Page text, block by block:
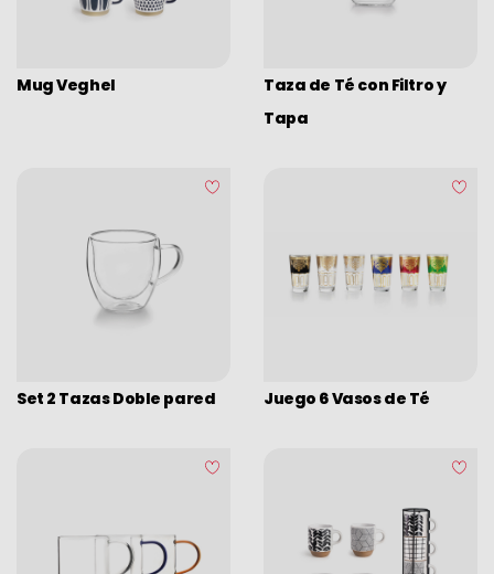
Utensilios varios
Orden y limpieza
Accesorios varios mesa cocina
Vajilla desechable eco
Mug Veghel
Taza de Té con Filtro y
Tapa
Set 2 Tazas Doble pared Juego 6 Vasos de Té